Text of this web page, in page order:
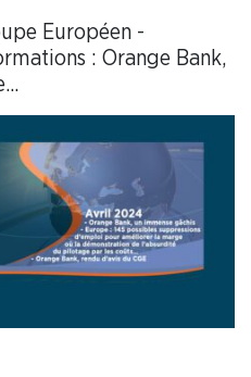
Européen -
: Orange Bank,